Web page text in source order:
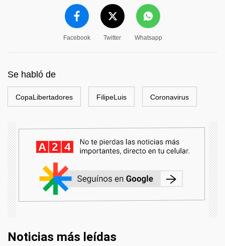
Facebook Twitter Whatsapp
Se habló de
CopaLibertadores FilipeLuis Coronavirus
Noticias más leídas